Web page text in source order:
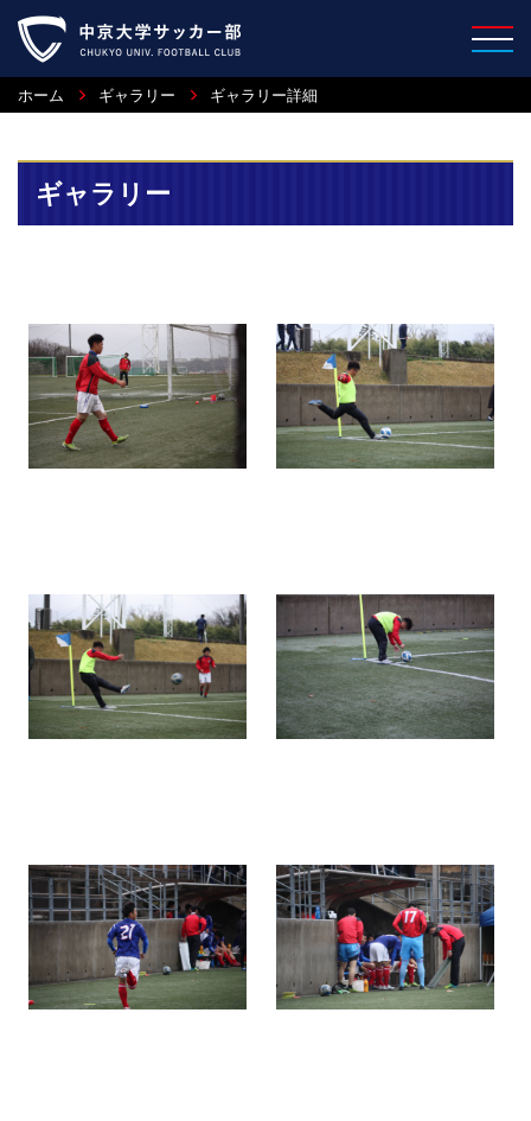
ホーム ギャラリー ギャラリー詳細
ギャラリー